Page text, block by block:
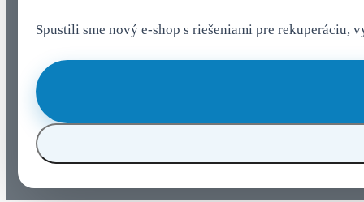
Spustili sme nový e-shop s riešeniami pre rekuperáciu,